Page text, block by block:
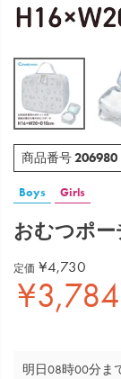
商品番号206980
Boys Girls
おむつポー
定価 ¥4,730
¥3,784
明日08時00分ま